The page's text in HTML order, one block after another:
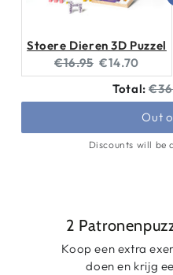
Stoere Dieren 3D Puzzel
Original
price:
€16.95 Current
price:
€14.70
Total:
Out
Discounts will be
2
Koop een extra
doen en krijg